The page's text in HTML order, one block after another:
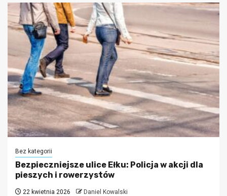
Bez kategorii
Bezpieczniejsze ulice Ełku: Policja w akcji dla
pieszych i rowerzystów
22 kwietnia 2026 Daniel Kowalski